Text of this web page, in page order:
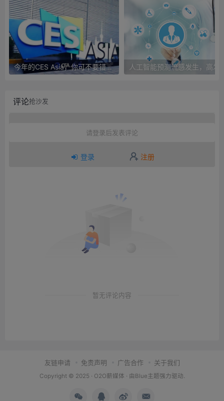
今年的CES Asia，你可不要错过这些自动驾驶看点
评论抢沙发
请登录后发表评论
登录 注册
暂无评论内容
友链申请 免责声明 广告合作 关于我们
Copyright © 2025 · O2O薪媒体 · 由 Blue主题强力驱动.